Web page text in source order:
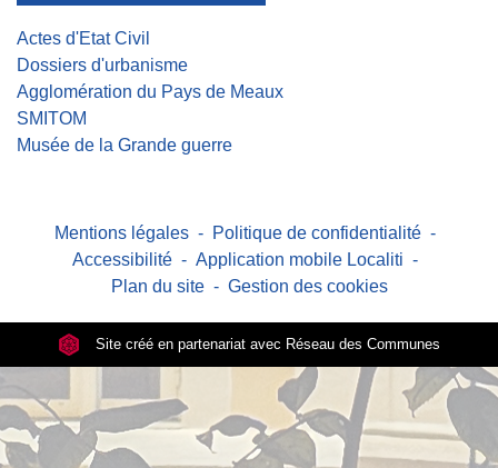
Actes d'Etat Civil
Dossiers d'urbanisme
Agglomération du Pays de Meaux
SMITOM
Musée de la Grande guerre
Mentions légales - Politique de confidentialité -
Accessibilité - Application mobile Localiti -
Plan du site - Gestion des cookies
Site créé en partenariat avec Réseau des Communes